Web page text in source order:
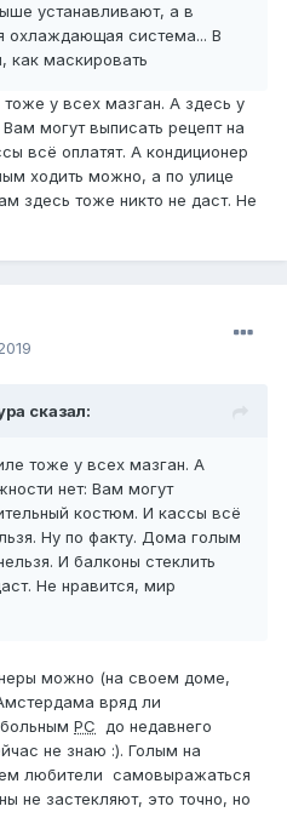
устанавливают, а в
охлаждающая система... В
как маскировать
у всех мазган. А здесь у
могут выписать рецепт на
всё оплатят. А кондиционер
ходить можно, а по улице
здесь тоже никто не даст. Не
сказал:
тоже у всех мазган. А
нет: Вам могут
костюм. И кассы всё
Ну по факту. Дома голым
И балконы стеклить
Не нравится, мир
можно (на своем доме,
вряд ли
РС до недавнего
не знаю :). Голым на
любители самовыражаться
не застекляют, это точно, но